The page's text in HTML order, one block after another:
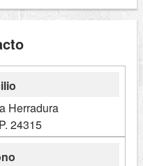
Herradura
24315